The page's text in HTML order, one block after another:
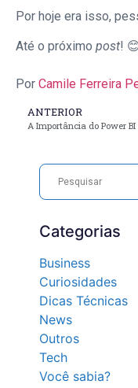
Por hoje era isso,
Até o próximo post!
Por Camile Ferreira
ANTERIOR
Categorias
Business
Curiosidades
Dicas Técnicas
News
Outros
Tech
Você sabia?